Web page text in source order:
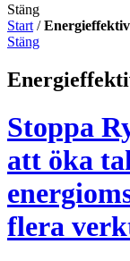
Stäng
Start /
Stäng
Stoppa
att öka
flera